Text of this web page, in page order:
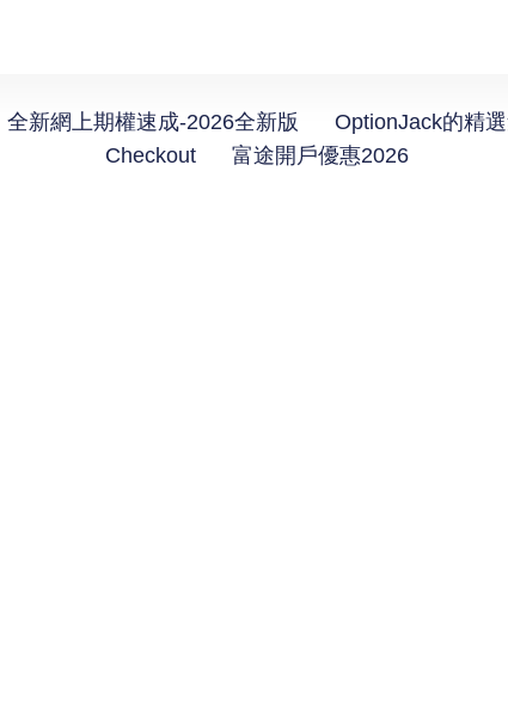
全新網上期權速成-2026全新版 OptionJack的精
Checkout
富途開戶優惠2026